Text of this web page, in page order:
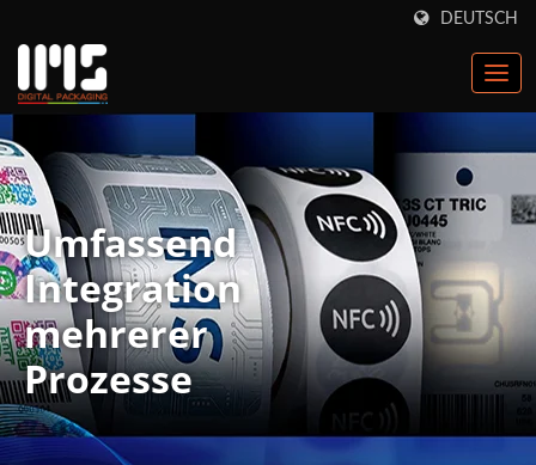
DEUTSCH
Umfassend
Integration
mehrerer
Prozesse